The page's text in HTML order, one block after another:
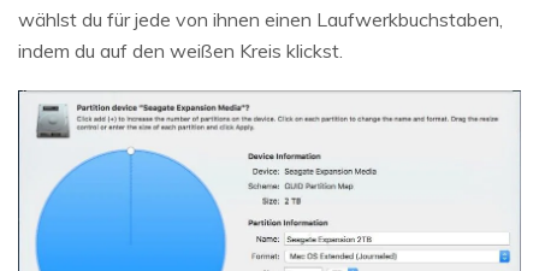
wählst du für jede von ihnen einen Laufwerkbuchstaben,
indem du auf den weißen Kreis klickst.